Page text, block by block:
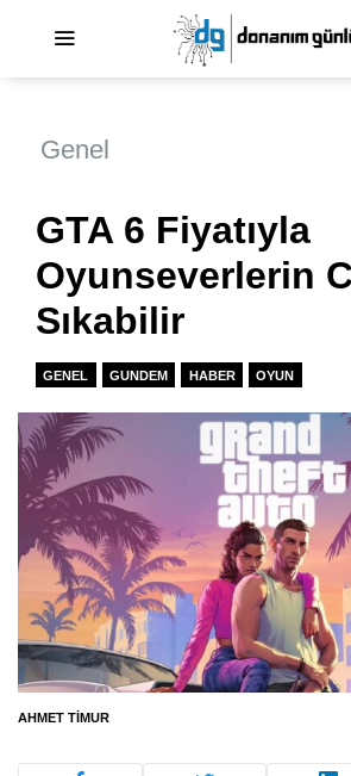
Genel
GTA 6 Fiyatıyla
Oyunseverlerin
Sıkabilir
GENEL GUNDEM HABER OYUN
AHMET TIMUR